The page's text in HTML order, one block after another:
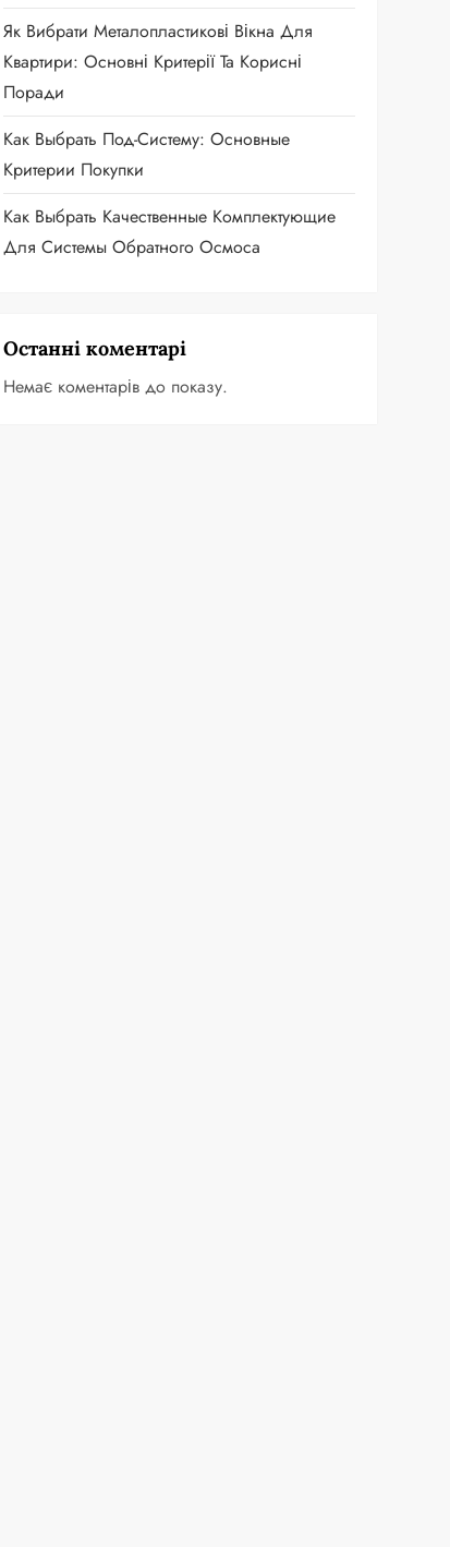
Як Вибрати Металопластикові Вікна Для
Квартири: Основні Критерії Та Корисні
Поради
Как Выбрать Под-Систему: Основные
Критерии Покупки
Как Выбрать Качественные Комплектующие
Для Системы Обратного Осмоса
Останні коментарі
Немає коментарів до показу.